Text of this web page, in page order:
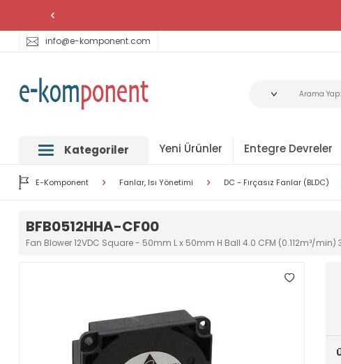
info@e-komponent.com
Kategoriler Yeni Ürünler Entegre Devreler
E-Komponent Fanlar, Isı Yönetimi DC - Fırçasız Fanlar (BLDC)
BFB0512HHA-CF00
Fan Blower 12VDC Square - 50mm L x 50mm H Ball 4.0 CFM (0.112m³/min)